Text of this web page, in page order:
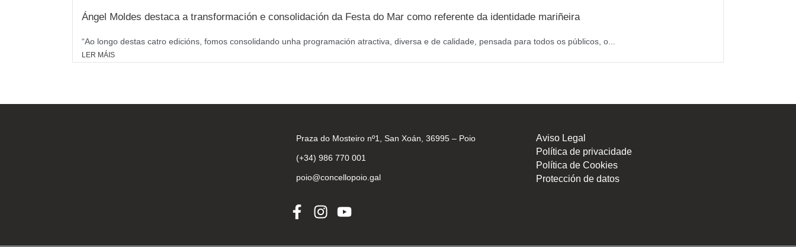
Ángel Moldes destaca a transformación e consolidación da Festa do Mar como referente da identidade mariñeira
“Ao longo destas catro edicións, fomos consolidando unha programación atractiva, diversa e de calidade, pensada para todos os públicos, o...
LER MÁIS
Praza do Mosteiro nº1, San Xoán, 36995 – Poio
(+34) 986 770 001
poio@concellopoio.gal
Aviso Legal
Política de privacidade
Política de Cookies
Protección de datos